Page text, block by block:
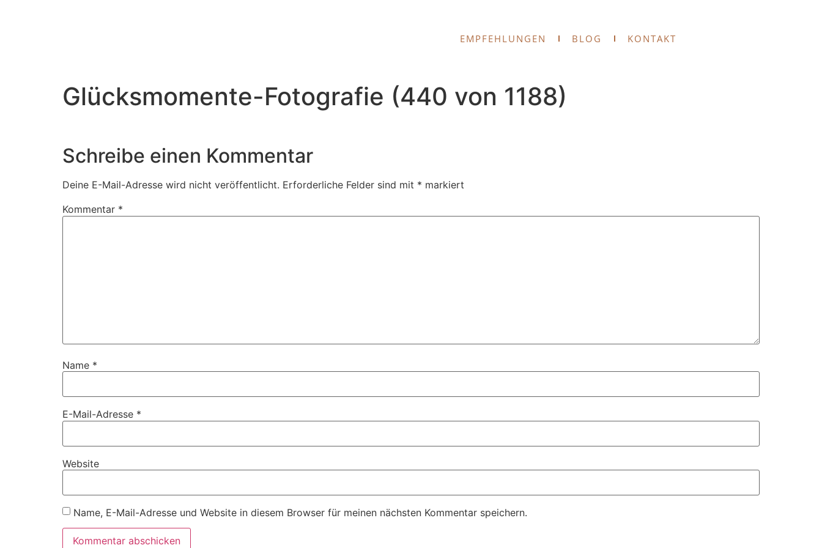
EMPFEHLUNGEN BLOG KONTAKT
Glücksmomente-Fotografie (440 von 1188)
Schreibe einen Kommentar
Deine E-Mail-Adresse wird nicht veröffentlicht. Erforderliche Felder sind mit * markiert
Kommentar *
Name *
E-Mail-Adresse *
Website
Name, E-Mail-Adresse und Website in diesem Browser für meinen nächsten Kommentar speichern.